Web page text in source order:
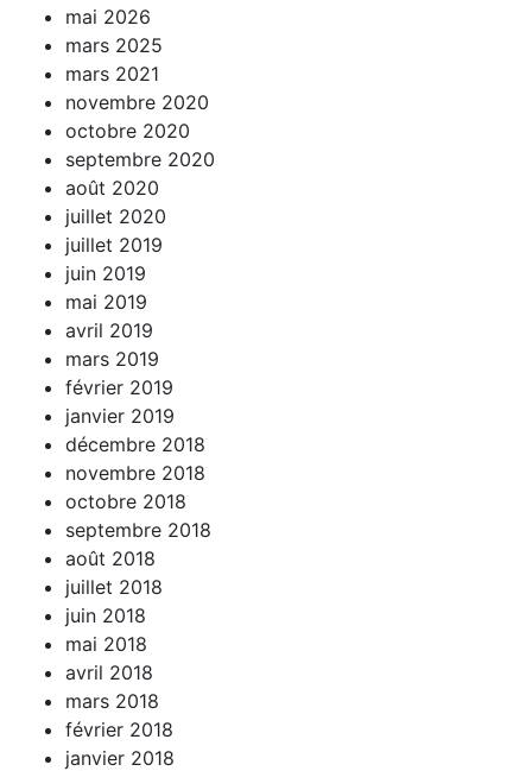
mai 2026
mars 2025
mars 2021
novembre 2020
octobre 2020
septembre 2020
août 2020
juillet 2020
juillet 2019
juin 2019
mai 2019
avril 2019
mars 2019
février 2019
janvier 2019
décembre 2018
novembre 2018
octobre 2018
septembre 2018
août 2018
juillet 2018
juin 2018
mai 2018
avril 2018
mars 2018
février 2018
janvier 2018